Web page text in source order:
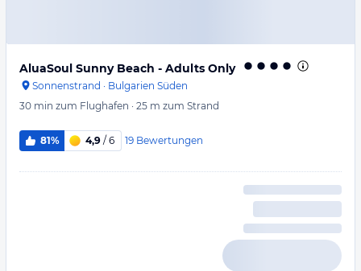
AluaSoul Sunny Beach - Adults Only
Sonnenstrand · Bulgarien Süden
30 min zum Flughafen · 25 m zum Strand
81% 4,9 / 6 19 Bewertungen